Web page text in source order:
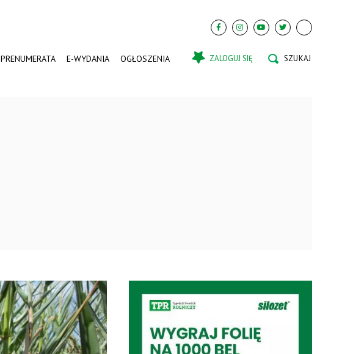
PRENUMERATA E-WYDANIA OGŁOSZENIA ZALOGUJ SIĘ